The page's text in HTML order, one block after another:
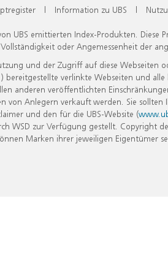
| Information zu UBS |
UBS emittierten Index-Produkten.
oder Angemessenheit der
und der Zugriff auf diese Webseiten
verlinkte Webseiten und
anderen veröffentlichten
Anlegern verkauft werden. Sie
und den für die UBS-Website (
zur Verfügung gestellt. Copyright
Marken ihrer jeweiligen Eigentümer